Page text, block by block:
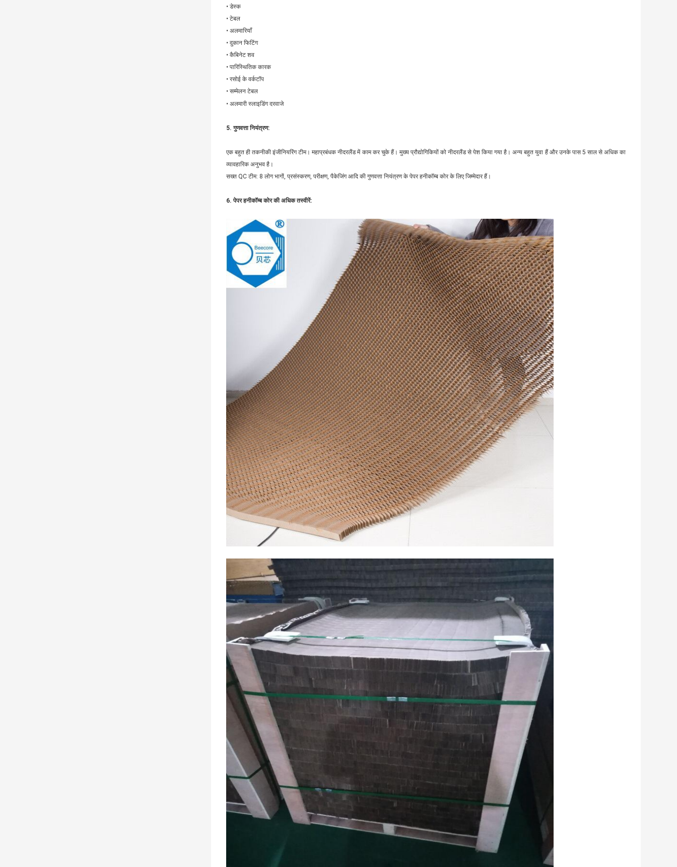
• डेस्क
• टेबल
• अलमारियाँ
• दुकान फिटिंग
• कैबिनेट शव
• पारिस्थितिक कारक
• रसोई के वर्कटॉप
• सम्मेलन टेबल
• अलमारी स्लाइडिंग दरवाजे
5. गुणवत्ता नियंत्रण:
एक बहुत ही तकनीकी इंजीनियरिंग टीम। महाप्रबंधक नीदरलैंड में काम कर चुके हैं। मुख्य प्रौद्योगिकियों को नीदरलैंड से पेश किया गया है। अन्य बहुत युवा हैं और उनके पास 5 साल से अधिक का
व्यावहारिक अनुभव है।
सख्त QC टीम: 8 लोग भागों, प्रसंस्करण, परीक्षण, पैकेजिंग आदि की गुणवत्ता नियंत्रण के पेपर हनीकॉम्ब कोर के लिए जिम्मेदार हैं।
6. पेपर हनीकॉम्ब कोर की अधिक तस्वीरें: